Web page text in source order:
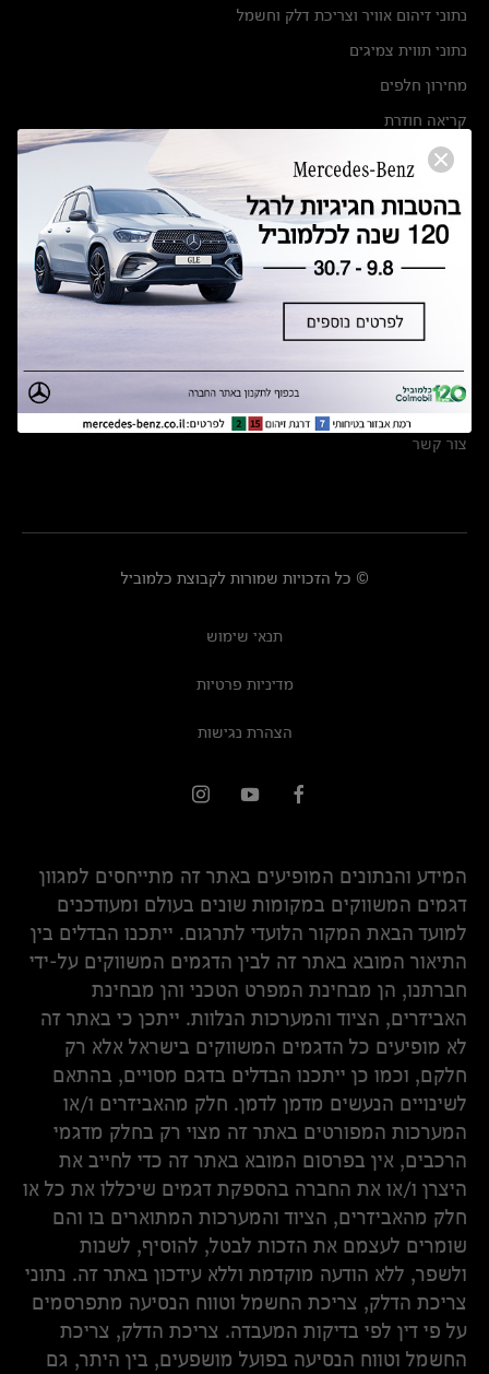
נתוני זיהום אוויר וצריכת דלק וחשמל
נתוני תווית צמיגים
מחירון חלפים
קריאה חוזרת
הודעה על הטבות לרכבי מרצדס בהסדר פשרה בתצ 56447-02-19
תקנון ימי מכירות 120 לכלמוביל
מצאו אותנו
אולמות תצוגה
מרכזי שירות
צור קשר
© כל הזכויות שמורות לקבוצת כלמוביל
תנאי שימוש
מדיניות פרטיות
הצהרת נגישות
המידע והנתונים המופיעים באתר זה מתייחסים למגוון
דגמים המשווקים במקומות שונים בעולם ומעודכנים
למועד הבאת המקור הלועדי לתרגום. ייתכנו הבדלים בין
התיאור המובא באתר זה לבין הדגמים המשווקים על-ידי
חברתנו, הן מבחינת המפרט הטכני והן מבחינת
האביזרים, הציוד והמערכות הנלוות. ייתכן כי באתר זה
לא מופיעים כל הדגמים המשווקים בישראל אלא רק
חלקם, וכמו כן ייתכנו הבדלים בדגם מסויים, בהתאם
לשינויים הנעשים מדמן לדמן. חלק מהאביזרים ו/או
המערכות המפורטים באתר זה מצוי רק בחלק מדגמי
הרכבים, אין בפרסום המובא באתר זה כדי לחייב את
היצרן ו/או את החברה בהספקת דגמים שיכללו את כל או
חלק מהאביזרים, הציוד והמערכות המתוארים בו והם
שומרים לעצמם את הזכות לבטל, להוסיף, לשנות
ולשפר, ללא הודעה מוקדמת וללא עידכון באתר זה. נתוני
צריכת הדלק, צריכת החשמל וטווח הנסיעה מתפרסמים
על פי דין לפי בדיקות המעבדה. צריכת הדלק, צריכת
החשמל וטווח הנסיעה בפועל מושפעים, בין היתר, גם